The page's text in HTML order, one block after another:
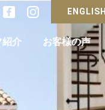
紹介 お客様の声
ENGLISH